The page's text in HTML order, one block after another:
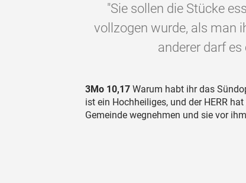
"Sie sollen die Stücke
vollzogen wurde, als man
anderer darf es
3Mo 10,17 Warum habt ihr das
ist ein Hochheiliges, und der HERR
Gemeinde wegnehmen und sie vor